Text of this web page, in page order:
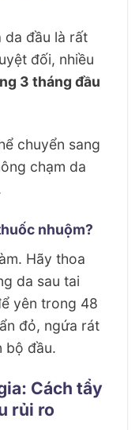
da đầu là rất
đối, nhiều
3 tháng đầu
chuyển sang
chạm da
nhuộm?
Hãy thoa
da sau tai
yên trong 48
đỏ, ngứa rát
bộ đầu.
Cách tẩy
rủi ro